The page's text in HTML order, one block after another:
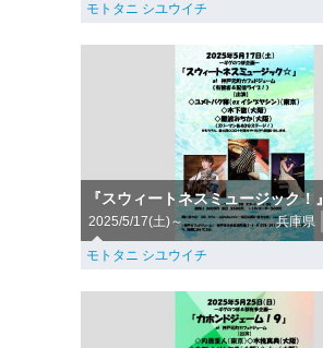
モトタニ シユウイチ
『スウィートネスミュージック！』
2025/5/17(土)～ 兵庫県
モトタニ シユウイチ